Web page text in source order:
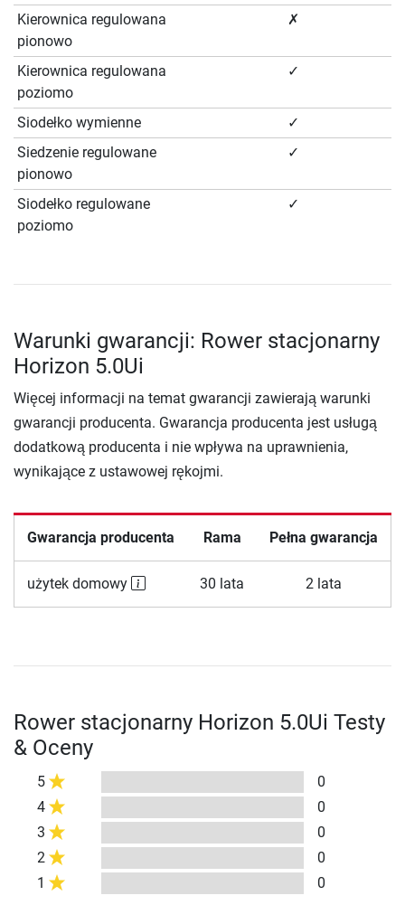
Kierownica regulowana
pionowo
✗
Kierownica regulowana
poziomo
✓
Siodełko wymienne
✓
Siedzenie regulowane
pionowo
✓
Siodełko regulowane
poziomo
✓
Warunki gwarancji: Rower stacjonarny
Horizon 5.0Ui
Więcej informacji na temat gwarancji zawierają warunki
gwarancji producenta. Gwarancja producenta jest usługą
dodatkową producenta i nie wpływa na uprawnienia,
wynikające z ustawowej rękojmi.
Gwarancja producenta Rama Pełna gwarancja
użytek domowy 30 lata 2 lata
Rower stacjonarny Horizon 5.0Ui Testy
& Oceny
5
0
4
0
3
0
2
0
1
0